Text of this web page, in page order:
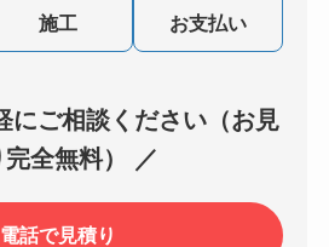
施工 お支払い
にご相談ください（お見
完全無料） ／
電話で見積り